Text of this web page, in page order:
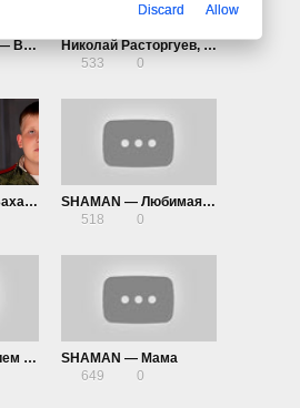
SHAMI, SHAMAN — В памяти людей!
Николай Расторгуев, SHAMAN, Александр Вайнберг — Минута молчания (к фильму «В списках не значился»)
533
0
SHAMAN и Егор Бахарев — Отец
SHAMAN — Любимая женщина
518
0
SHAMAN — Реквием 22.03.24
SHAMAN — Мама
649
0
Discard Allow